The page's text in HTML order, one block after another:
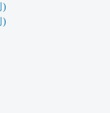
)
)